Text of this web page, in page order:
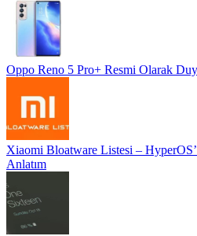
Oppo Reno 5 Pro+ Resmi Olarak
Xiaomi Bloatware Listesi –
Anlatım